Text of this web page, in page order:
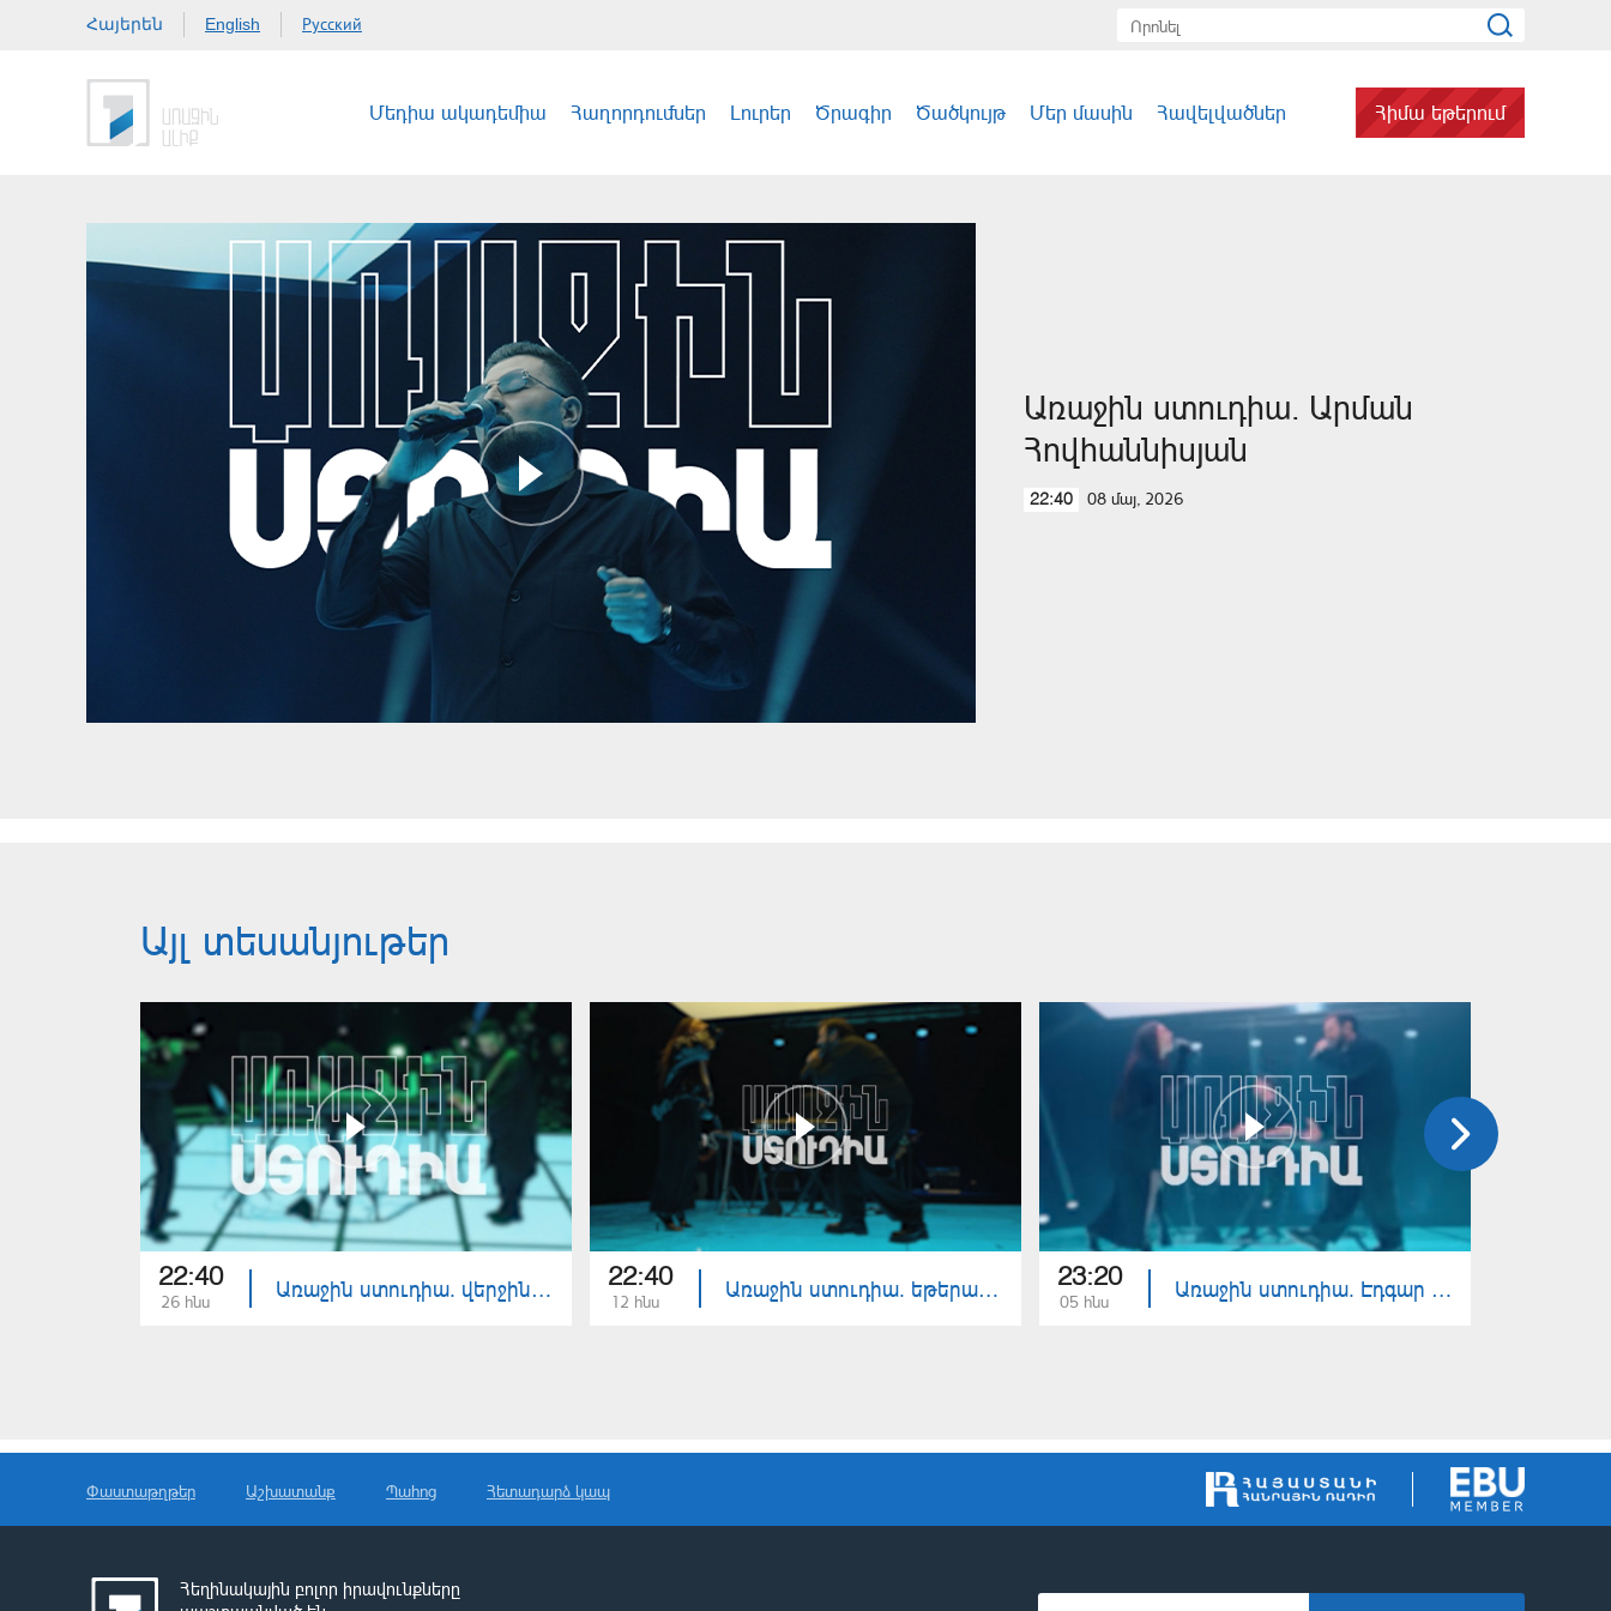
Հայերեն English Русский
Մեդիա ակադեմիա Հաղորդումներ Լուրեր Ծրագիր Ծածկույթ Մեր մասին Հավելվածներ Հիմա եթերում
Առաջին ստուդիա. Արման
Հովհաննիսյան
22:40 08 մայ, 2026
Այլ տեսանյութեր
22:40
26 հնս Առաջին ստուդիա. վերջին թողարկում 22:40
12 հնս Առաջին ստուդիա. եթերաշրջանի փակման ծրագիր 23:20
05 հնս Առաջին ստուդիա. Էդգար Գյանջումյան
Փաստաթղթեր Աշխատանք Պահոց Հետադարձ կապ
Հեղինակային բոլոր իրավունքները